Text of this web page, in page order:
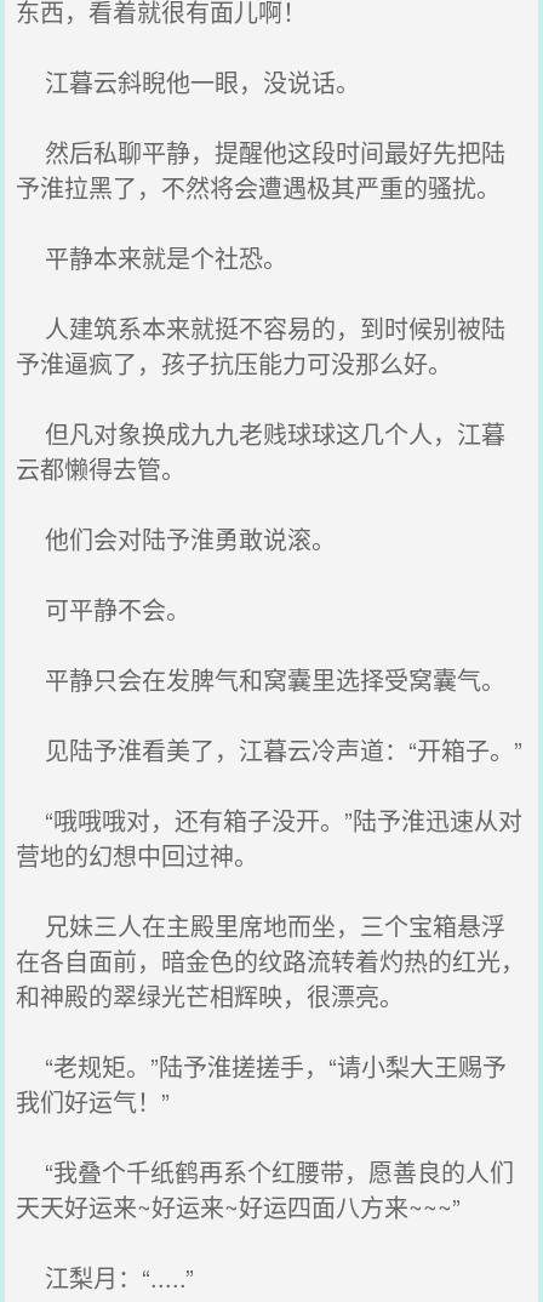
东西，看着就很有面儿啊！
江暮云斜睨他一眼，没说话。
然后私聊平静，提醒他这段时间最好先把陆
予淮拉黑了，不然将会遭遇极其严重的骚扰。
平静本来就是个社恐。
人建筑系本来就挺不容易的，到时候别被陆
予淮逼疯了，孩子抗压能力可没那么好。
但凡对象换成九九老贱球球这几个人，江暮
云都懒得去管。
他们会对陆予淮勇敢说滚。
可平静不会。
平静只会在发脾气和窝囊里选择受窝囊气。
见陆予淮看美了，江暮云冷声道：“开箱子。”
“哦哦哦对，还有箱子没开。”陆予淮迅速从对
营地的幻想中回过神。
兄妹三人在主殿里席地而坐，三个宝箱悬浮
在各自面前，暗金色的纹路流转着灼热的红光，
和神殿的翠绿光芒相辉映，很漂亮。
“老规矩。”陆予淮搓搓手，“请小梨大王赐予
我们好运气！”
“我叠个千纸鹤再系个红腰带，愿善良的人们
天天好运来~好运来~好运四面八方来~~~”
江梨月：“.....”